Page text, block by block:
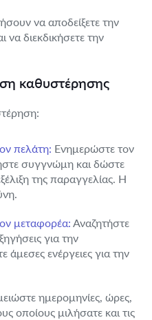
να αποδείξετε την
να διεκδικήσετε την
καθυστέρησης
πελάτη: Ενημερώστε τον
συγγνώμη και δώστε
της παραγγελίας. Η
μεταφορέα: Αναζητήστε
για την
άμεσες ενέργειες για την
ημερομηνίες, ώρες,
οποίους μιλήσατε και τις